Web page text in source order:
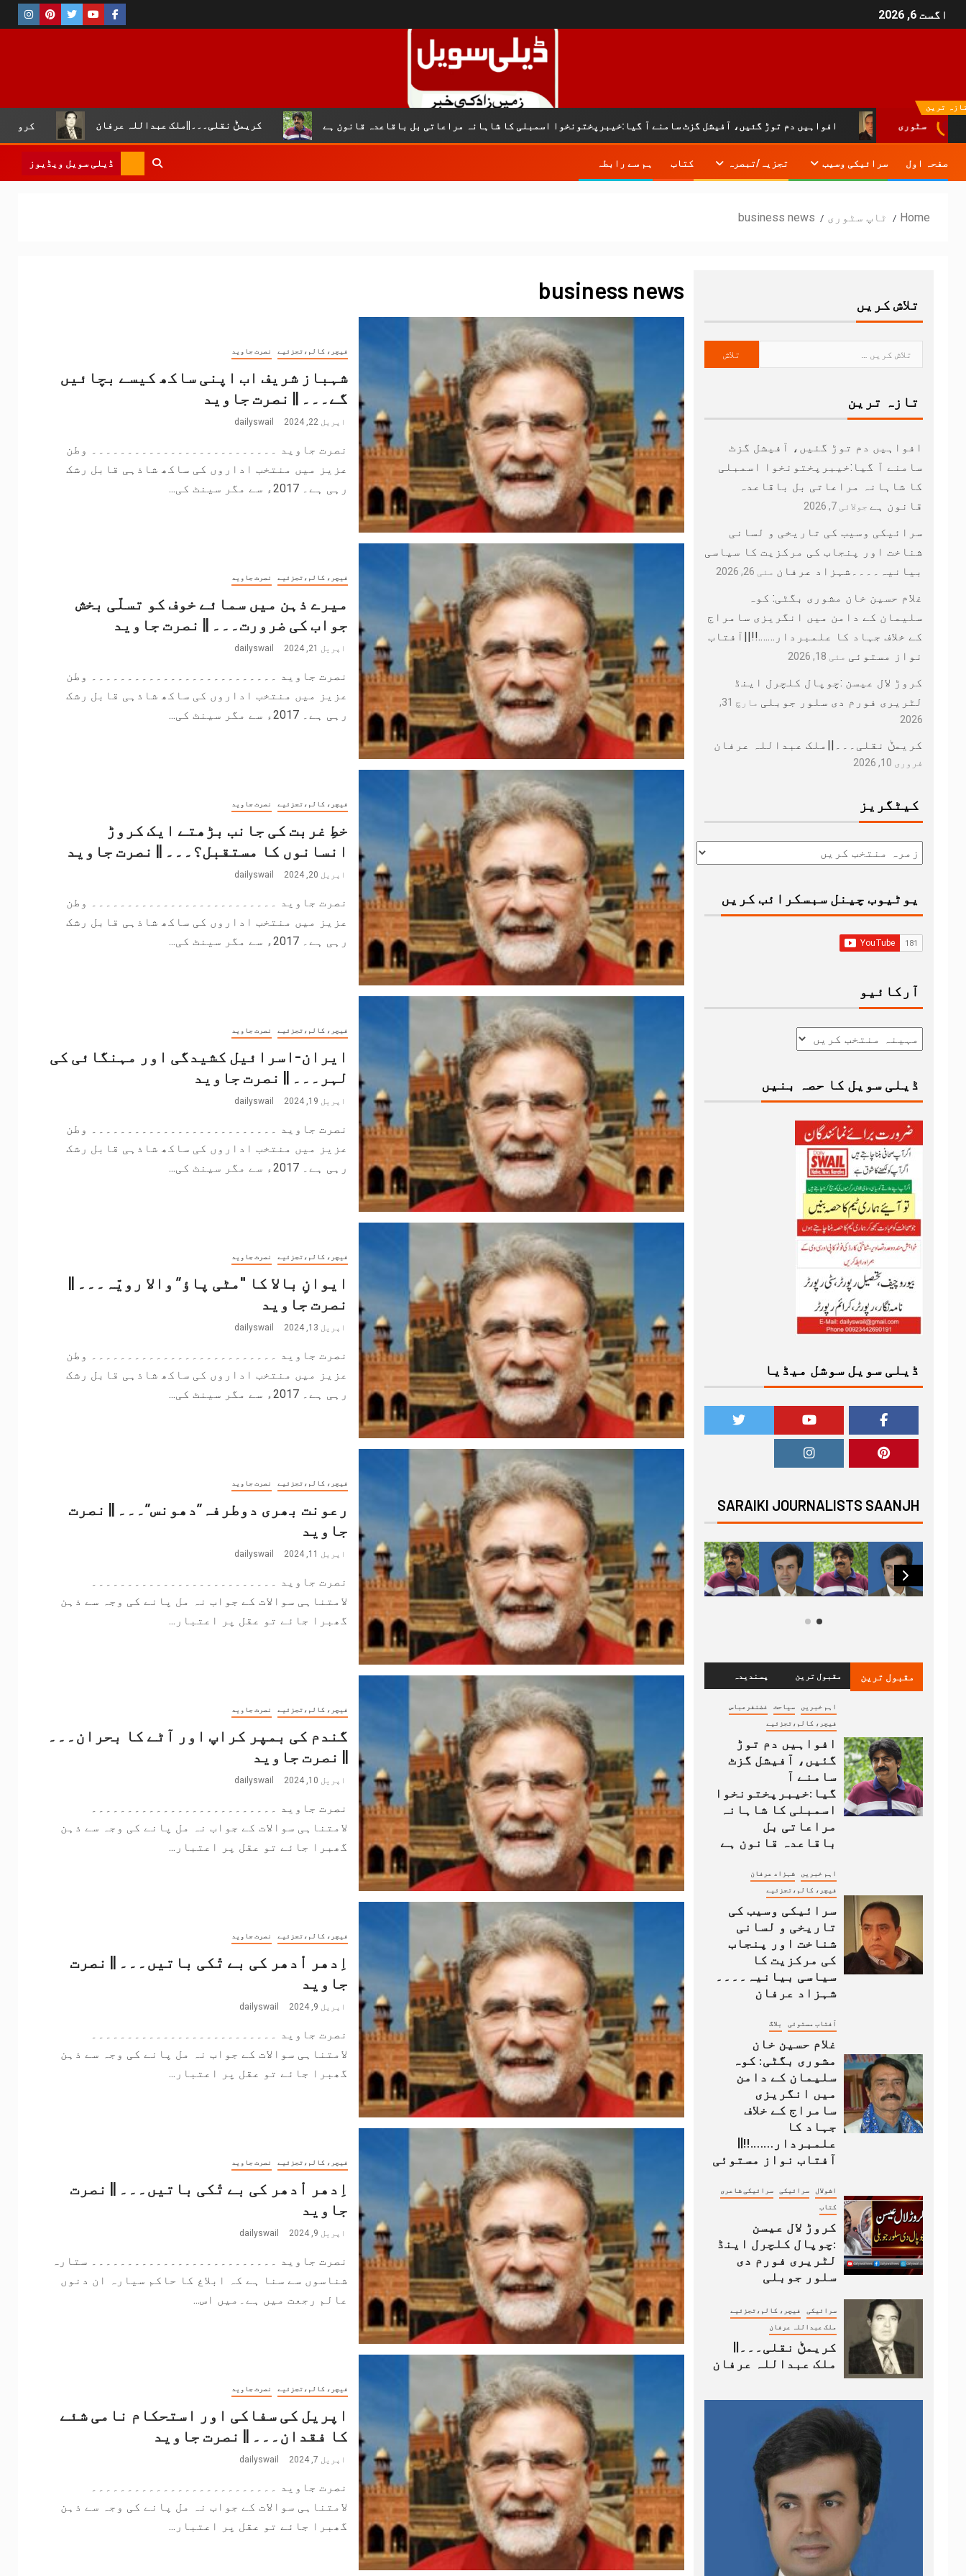
اگست 6, 2026
ترین
سٹوری کروڑ لال عیسن :چوپال کریمݨ نقلی۔۔۔||ملک عبداللہ عرفان افواہیں دم توڑ گئیں، آفیشل گزٹ سامنے آ گیا:خیبرپختونخوا اسمبلی کا شاہانہ مراعاتی بل باقاعدہ قانون ہے
صفحہ اول سرائیکی وسیب تجزیہ/تبصرہ کتاب ہم سے رابطہ ڈیلی سویل ویڈیوز
Home ٹاپ سٹوری business news
business news
فیچر، کالم،تجزئیے نصرت جاوید
شہباز شریف اب اپنی ساکھ کیسے بچائیں
گے۔۔۔ || نصرت جاوید
اپریل 22, 2024 dailyswail
نصرت جاوید ۔۔۔۔۔۔۔۔۔۔۔۔۔۔۔۔۔۔۔۔۔۔۔۔۔۔ وطن
عزیز میں منتخب اداروں کی ساکھ شاذہی قابل رشک
رہی ہے۔ 2017ء سے مگر سینٹ کی...
فیچر، کالم،تجزئیے نصرت جاوید
میرے ذہن میں سمائے خوف کو تسلّی بخش
جواب کی ضرورت۔۔۔ || نصرت جاوید
اپریل 21, 2024 dailyswail
نصرت جاوید ۔۔۔۔۔۔۔۔۔۔۔۔۔۔۔۔۔۔۔۔۔۔۔۔۔۔ وطن
عزیز میں منتخب اداروں کی ساکھ شاذہی قابل رشک
رہی ہے۔ 2017ء سے مگر سینٹ کی...
فیچر، کالم،تجزئیے نصرت جاوید
خطِ غربت کی جانب بڑھتے ایک کروڑ
انسانوں کا مستقبل؟۔۔۔ || نصرت جاوید
اپریل 20, 2024 dailyswail
نصرت جاوید ۔۔۔۔۔۔۔۔۔۔۔۔۔۔۔۔۔۔۔۔۔۔۔۔۔۔ وطن
عزیز میں منتخب اداروں کی ساکھ شاذہی قابل رشک
رہی ہے۔ 2017ء سے مگر سینٹ کی...
فیچر، کالم،تجزئیے نصرت جاوید
ایران-اسرائیل کشیدگی اور مہنگائی کی
لہر۔۔۔ || نصرت جاوید
اپریل 19, 2024 dailyswail
نصرت جاوید ۔۔۔۔۔۔۔۔۔۔۔۔۔۔۔۔۔۔۔۔۔۔۔۔۔۔ وطن
عزیز میں منتخب اداروں کی ساکھ شاذہی قابل رشک
رہی ہے۔ 2017ء سے مگر سینٹ کی...
فیچر، کالم،تجزئیے نصرت جاوید
ایوانِ بالا کا "مٹی پاؤ” والا رویّہ۔۔۔ ||
نصرت جاوید
اپریل 13, 2024 dailyswail
نصرت جاوید ۔۔۔۔۔۔۔۔۔۔۔۔۔۔۔۔۔۔۔۔۔۔۔۔۔۔ وطن
عزیز میں منتخب اداروں کی ساکھ شاذہی قابل رشک
رہی ہے۔ 2017ء سے مگر سینٹ کی...
فیچر، کالم،تجزئیے نصرت جاوید
رعونت بھری دوطرفہ”دھونس”۔۔۔ || نصرت
جاوید
اپریل 11, 2024 dailyswail
نصرت جاوید ۔۔۔۔۔۔۔۔۔۔۔۔۔۔۔۔۔۔۔۔۔۔۔۔۔۔
لامتناہی سوالات کے جواب نہ مل پانے کی وجہ سے ذہن
گھبرا جائے تو عقل پر اعتبار...
فیچر، کالم،تجزئیے نصرت جاوید
گندم کی بمپر کراپ اور آٹے کا بحران۔۔۔
|| نصرت جاوید
اپریل 10, 2024 dailyswail
نصرت جاوید ۔۔۔۔۔۔۔۔۔۔۔۔۔۔۔۔۔۔۔۔۔۔۔۔۔۔
لامتناہی سوالات کے جواب نہ مل پانے کی وجہ سے ذہن
گھبرا جائے تو عقل پر اعتبار...
فیچر، کالم،تجزئیے نصرت جاوید
اِدھر اْدھر کی بے تْکی باتیں۔۔۔ || نصرت
جاوید
اپریل 9, 2024 dailyswail
نصرت جاوید ۔۔۔۔۔۔۔۔۔۔۔۔۔۔۔۔۔۔۔۔۔۔۔۔۔۔
لامتناہی سوالات کے جواب نہ مل پانے کی وجہ سے ذہن
گھبرا جائے تو عقل پر اعتبار...
فیچر، کالم،تجزئیے نصرت جاوید
اِدھر اْدھر کی بے تْکی باتیں۔۔۔ || نصرت
جاوید
اپریل 9, 2024 dailyswail
نصرت جاوید ۔۔۔۔۔۔۔۔۔۔۔۔۔۔۔۔۔۔۔۔۔۔۔۔۔۔ ستارہ
شناسوں سے سنا ہے کہ ابلاغ کا حاکم سیارہ ان دنوں
عالم رجعت میں ہے۔میں اس...
فیچر، کالم،تجزئیے نصرت جاوید
اپریل کی سفاکی اور استحکام نامی شئے
کا فقدان۔۔۔ || نصرت جاوید
اپریل 7, 2024 dailyswail
نصرت جاوید ۔۔۔۔۔۔۔۔۔۔۔۔۔۔۔۔۔۔۔۔۔۔۔۔۔۔
لامتناہی سوالات کے جواب نہ مل پانے کی وجہ سے ذہن
گھبرا جائے تو عقل پر اعتبار...
تلاش کریں
تازہ ترین
افواہیں دم توڑ گئیں، آفیشل گزٹ
سامنے آ گیا:خیبرپختونخوا اسمبلی
کا شاہانہ مراعاتی بل باقاعدہ
قانون ہے جولائی 7, 2026
سرائیکی وسیب کی تاریخی و لسانی
شناخت اور پنجاب کی مرکزیت کا سیاسی
بیانیہ۔۔۔۔شہزاد عرفان مئی 26, 2026
غلام حسین خان مشوری بگٹی: کوہ
سلیمان کے دامن میں انگریزی سامراج
کے خلاف جہاد کا علمبردار…….!!||آفتاب
نواز مستوئی مئی 18, 2026
کروڑ لال عیسن :چوپال کلچرل اینڈ
لٹریری فورم دی سلور جوبلی
مارچ 31,
2026
کریمݨ نقلی۔۔۔||ملک عبداللہ عرفان
فروری 10, 2026
کیٹگریز
یوٹیوب چینل سبسکرائب کریں
آرکائیو
ڈیلی سویل کا حصہ بنیں
ڈیلی سویل سوشل میڈیا
SARAIKI JOURNALISTS SAANJH
مقبول ترین مقبول ترین پسندیدہ
اہم خبریں سیاحت غضنفرعباس
فیچر، کالم،تجزئیے
افواہیں دم توڑ
گئیں، آفیشل گزٹ
سامنے آ
گیا:خیبرپختونخوا
اسمبلی کا شاہانہ
مراعاتی بل
باقاعدہ قانون ہے
اہم خبریں شہزاد عرفان
فیچر، کالم،تجزئیے
سرائیکی وسیب کی
تاریخی و لسانی
شناخت اور پنجاب
کی مرکزیت کا
سیاسی بیانیہ۔۔۔۔
شہزاد عرفان
آفتاب مستوئی بلاگ
غلام حسین خان
مشوری بگٹی: کوہ
سلیمان کے دامن
میں انگریزی
سامراج کے خلاف
جہاد کا
علمبردار…….!!||
آفتاب نواز مستوئی
اشولال سرائیکی سرائیکی شاعری
کتاب
کروڑ لال عیسن
:چوپال کلچرل اینڈ
لٹریری فورم دی
سلور جوبلی
سرائیکی فیچر، کالم،تجزئیے
ملک عبداللہ عرفان
کریمݨ نقلی۔۔۔||
ملک عبداللہ عرفان